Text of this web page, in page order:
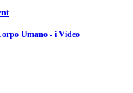
Umano - i Video